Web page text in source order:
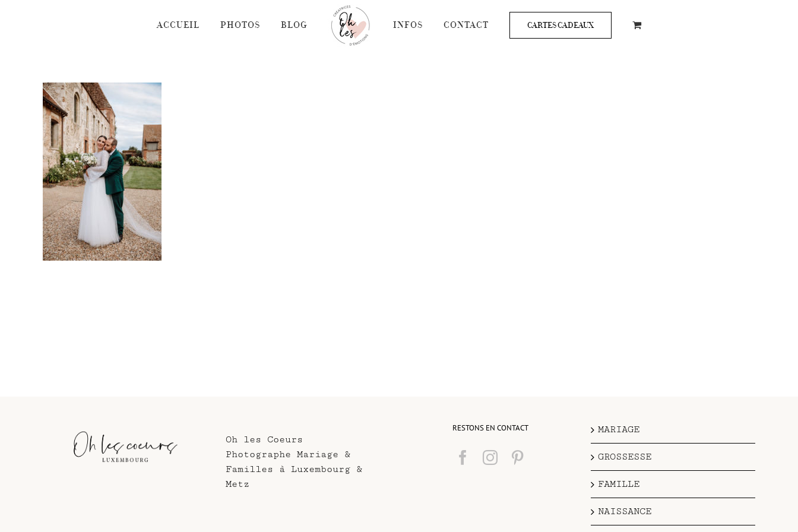
ACCUEIL PHOTOS BLOG INFOS CONTACT CARTES CADEAUX
Oh les Coeurs
Photographe Mariage &
Familles à Luxembourg &
Metz
RESTONS EN CONTACT MARIAGE
GROSSESSE
FAMILLE
NAISSANCE